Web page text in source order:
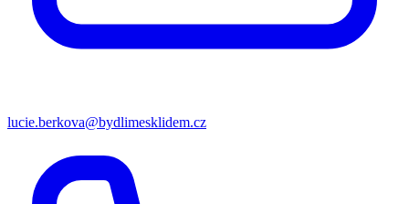
lucie.berkova@bydlimesklidem.cz